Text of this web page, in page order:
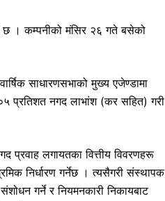
छ । कम्पनीको मंसिर २६ गते बसेको
साधारणसभाको मुख्य एजेण्डामा
प्रतिशत नगद लाभांश (कर सहित) गरी
प्रवाह लगायतका वित्तीय विवरणहरू
निर्धारण गर्नेछ । त्यसैगरी संस्थापक
गर्ने र नियमनकारी निकायबाट